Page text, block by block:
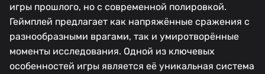
игры прошлого, но с современной полировкой.
Геймплей предлагает как напряжённые сражения с
разнообразными врагами, так и умиротворённые
моменты исследования. Одной из ключевых
особенностей игры является её уникальная система